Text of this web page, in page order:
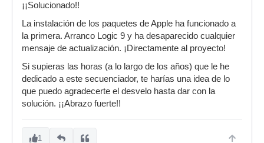
¡¡Solucionado!!
La instalación de los paquetes de Apple ha funcionado a
la primera. Arranco Logic 9 y ha desaparecido cualquier
mensaje de actualización. ¡Directamente al proyecto!
Si supieras las horas (a lo largo de los años) que le he
dedicado a este secuenciador, te harías una idea de lo
que puedo agradecerte el desvelo hasta dar con la
solución. ¡¡Abrazo fuerte!!
1